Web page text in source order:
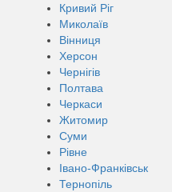
Кривий Ріг
Миколаїв
Вінниця
Херсон
Чернігів
Полтава
Черкаси
Житомир
Суми
Рівне
Івано-Франківськ
Тернопіль